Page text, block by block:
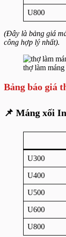
U800
(Đây là bảng giá
công hợp lý nhất).
thợ làm
Bảng báo giá
📌 Máng xối
U300
U400
U500
U600
U800